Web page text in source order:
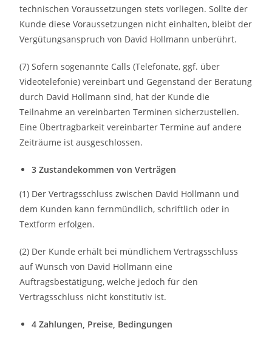
technischen Voraussetzungen stets vorliegen. Sollte der
Kunde diese Voraussetzungen nicht einhalten, bleibt der
Vergütungsanspruch von David Hollmann unberührt.
(7) Sofern sogenannte Calls (Telefonate, ggf. über
Videotelefonie) vereinbart und Gegenstand der Beratung
durch David Hollmann sind, hat der Kunde die
Teilnahme an vereinbarten Terminen sicherzustellen.
Eine Übertragbarkeit vereinbarter Termine auf andere
Zeiträume ist ausgeschlossen.
3 Zustandekommen von Verträgen
(1) Der Vertragsschluss zwischen David Hollmann und
dem Kunden kann fernmündlich, schriftlich oder in
Textform erfolgen.
(2) Der Kunde erhält bei mündlichem Vertragsschluss
auf Wunsch von David Hollmann eine
Auftragsbestätigung, welche jedoch für den
Vertragsschluss nicht konstitutiv ist.
4 Zahlungen, Preise, Bedingungen